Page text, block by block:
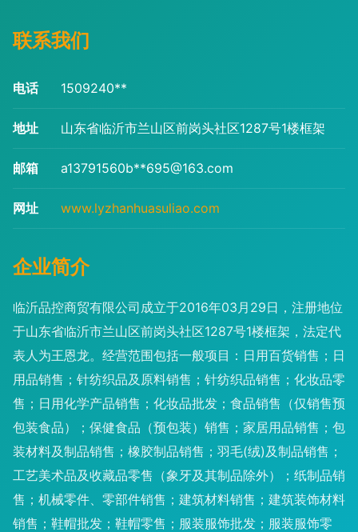
联系我们
电话 1509240**
地址 山东省临沂市兰山区前岗头社区1287号1楼框架
邮箱 a13791560b**695@163.com
网址 www.lyzhanhuasuliao.com
企业简介
临沂品控商贸有限公司成立于2016年03月29日，注册地位
于山东省临沂市兰山区前岗头社区1287号1楼框架，法定代
表人为王恩龙。经营范围包括一般项目：日用百货销售；日
用品销售；针纺织品及原料销售；针纺织品销售；化妆品零
售；日用化学产品销售；化妆品批发；食品销售（仅销售预
包装食品）；保健食品（预包装）销售；家居用品销售；包
装材料及制品销售；橡胶制品销售；羽毛(绒)及制品销售；
工艺美术品及收藏品零售（象牙及其制品除外）；纸制品销
售；机械零件、零部件销售；建筑材料销售；建筑装饰材料
销售；鞋帽批发；鞋帽零售；服装服饰批发；服装服饰零